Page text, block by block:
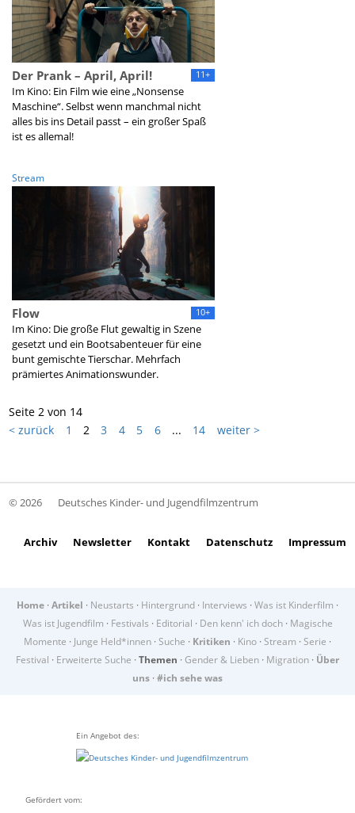
11+
Der Prank – April, April!
Im Kino: Ein Film wie eine „Nonsense
Maschine“. Selbst wenn manchmal nicht
alles bis ins Detail passt – ein großer Spaß
ist es allemal!
Stream
10+
Flow
Im Kino: Die große Flut gewaltig in Szene
gesetzt und ein Bootsabenteuer für eine
bunt gemischte Tierschar. Mehrfach
prämiertes Animationswunder.
Seite 2 von 14
< zurück
1 2 3 4 5 6 ... 14 weiter >
© 2026 Deutsches Kinder- und Jugendfilmzentrum
Archiv Newsletter Kontakt Datenschutz Impressum
Home · Artikel · Neustarts · Hintergrund · Interviews · Was ist Kinderfilm ·
Was ist Jugendfilm · Festivals · Editorial · Den kenn' ich doch· Magische
Momente · Junge Held*innen · Suche · Kritiken · Kino · Stream · Serie ·
Festival · Erweiterte Suche · Themen · Gender & Lieben · Migration · Über
uns · #ich sehe was
Ein Angebot des:
Gefördert vom: